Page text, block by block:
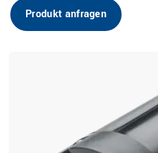
Produkt anfragen